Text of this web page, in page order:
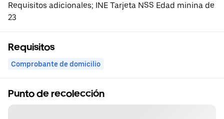
Requisitos adicionales; INE Tarjeta NSS Edad minina de
23
Requisitos
Comprobante de domicilio
Punto de recolección